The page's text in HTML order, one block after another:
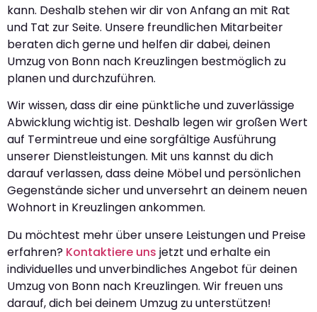
kann. Deshalb stehen wir dir von Anfang an mit Rat
und Tat zur Seite. Unsere freundlichen Mitarbeiter
beraten dich gerne und helfen dir dabei, deinen
Umzug von Bonn nach Kreuzlingen bestmöglich zu
planen und durchzuführen.
Wir wissen, dass dir eine pünktliche und zuverlässige
Abwicklung wichtig ist. Deshalb legen wir großen Wert
auf Termintreue und eine sorgfältige Ausführung
unserer Dienstleistungen. Mit uns kannst du dich
darauf verlassen, dass deine Möbel und persönlichen
Gegenstände sicher und unversehrt an deinem neuen
Wohnort in Kreuzlingen ankommen.
Du möchtest mehr über unsere Leistungen und Preise
erfahren? Kontaktiere uns jetzt und erhalte ein
individuelles und unverbindliches Angebot für deinen
Umzug von Bonn nach Kreuzlingen. Wir freuen uns
darauf, dich bei deinem Umzug zu unterstützen!